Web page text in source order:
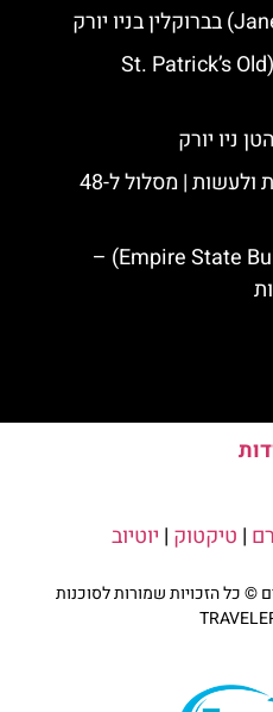
כנסיית סן פטריק העתיקה (St. Patrick’s Old
ניו יורק
יומיים בניו יורק – מה לראות ולעשות | מסלול ל-48
בניין אמפייר סטייט (Empire State Building) –
| טיקטוק | יוטיוב
© כל הזכויות שמורות לסוכנות